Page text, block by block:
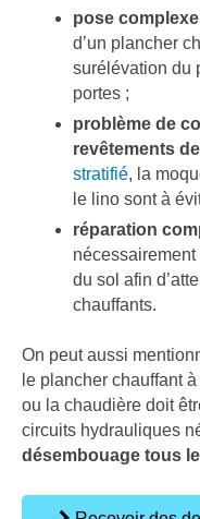
pose
d’un plancher
surélévation du
portes ;
problème de
revêtements
stratifié, la
le lino sont à
réparation
du sol afin
chauffants.
On peut aussi
le plancher chauffant
ou la chaudière doit
circuits hydrauliques
désembouage tous